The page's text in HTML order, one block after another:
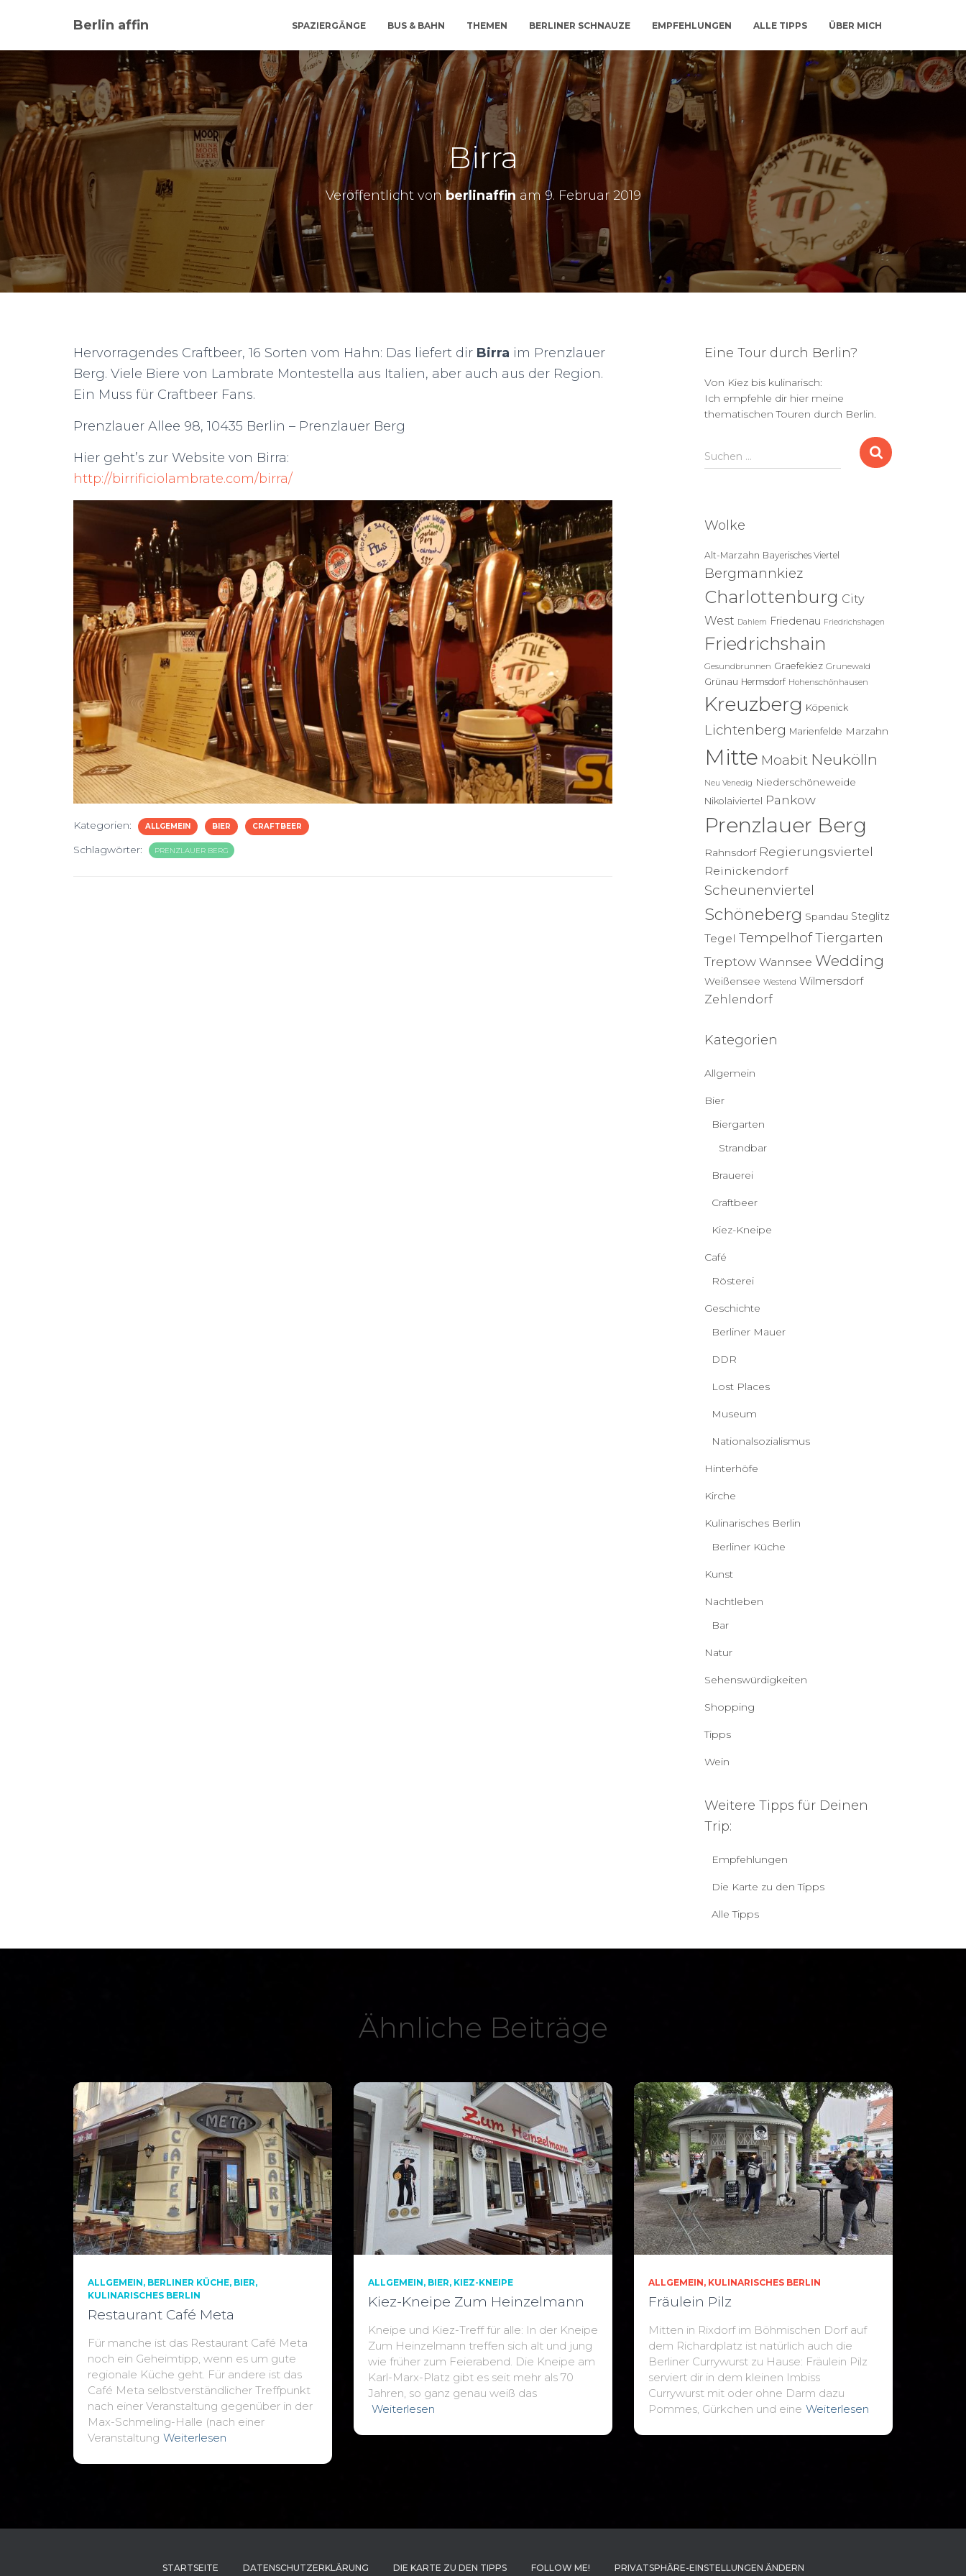
Berlin affin SPAZIERGÄNGE BUS & BAHN THEMEN BERLINER SCHNAUZE EMPFEHLUNGEN ALLE TIPPS ÜBER MICH
Birra
Veröffentlicht von berlinaffin am 9. Februar 2019
Hervorragendes Craftbeer, 16 Sorten vom Hahn: Das liefert dir Birra im Prenzlauer
Berg. Viele Biere von Lambrate Montestella aus Italien, aber auch aus der Region.
Ein Muss für Craftbeer Fans.
Prenzlauer Allee 98, 10435 Berlin – Prenzlauer Berg
Hier geht’s zur Website von Birra:
http://birrificiolambrate.com/birra/
Kategorien: ALLGEMEIN BIER CRAFTBEER
Schlagwörter: PRENZLAUER BERG
Eine Tour durch Berlin?
Von Kiez bis kulinarisch:
Ich empfehle dir hier meine
thematischen Touren durch Berlin.
S
u
n
a
c
h
Suchen …
Wolke
Alt-Marzahn Bayerisches Viertel
Bergmannkiez
Charlottenburg City
West Dahlem Friedenau Friedrichshagen
Friedrichshain
Gesundbrunnen Graefekiez Grunewald
Grünau Hermsdorf Hohenschönhausen
Kreuzberg Köpenick
Lichtenberg Marienfelde Marzahn
Mitte Moabit Neukölln
Neu Venedig Niederschöneweide
Nikolaiviertel Pankow
Prenzlauer Berg
Rahnsdorf Regierungsviertel
Reinickendorf
Scheunenviertel
Schöneberg Spandau Steglitz
Tegel Tempelhof Tiergarten
Treptow Wannsee Wedding
Weißensee Westend Wilmersdorf
Zehlendorf
Kategorien
Allgemein
Bier
Biergarten
Strandbar
Brauerei
Craftbeer
Kiez-Kneipe
Café
Rösterei
Geschichte
Berliner Mauer
DDR
Lost Places
Museum
Nationalsozialismus
Hinterhöfe
Kirche
Kulinarisches Berlin
Berliner Küche
Kunst
Nachtleben
Bar
Natur
Sehenswürdigkeiten
Shopping
Tipps
Wein
Weitere Tipps für Deinen
Trip:
Empfehlungen
Die Karte zu den Tipps
Alle Tipps
Ähnliche Beiträge
ALLGEMEIN BERLINER KÜCHE BIER
KULINARISCHES BERLIN
Restaurant Café Meta
Für manche ist das Restaurant Café Meta
noch ein Geheimtipp, wenn es um gute
regionale Küche geht. Für andere ist das
Café Meta selbstverständlicher Treffpunkt
nach einer Veranstaltung gegenüber in der
Max-Schmeling-Halle (nach einer
Veranstaltung Weiterlesen
ALLGEMEIN BIER KIEZ-KNEIPE
Kiez-Kneipe Zum Heinzelmann
Kneipe und Kiez-Treff für alle: In der Kneipe
Zum Heinzelmann treffen sich alt und jung
wie früher zum Feierabend. Die Kneipe am
Karl-Marx-Platz gibt es seit mehr als 70
Jahren, so ganz genau weiß das
Weiterlesen
ALLGEMEIN KULINARISCHES BERLIN
Fräulein Pilz
Mitten in Rixdorf im Böhmischen Dorf auf
dem Richardplatz ist natürlich auch die
Berliner Currywurst zu Hause: Fräulein Pilz
serviert dir in dem kleinen Imbiss
Currywurst mit oder ohne Darm dazu
Pommes, Gürkchen und eine Weiterlesen
STARTSEITE DATENSCHUTZERKLÄRUNG DIE KARTE ZU DEN TIPPS FOLLOW ME! PRIVATSPHÄRE-EINSTELLUNGEN ÄNDERN